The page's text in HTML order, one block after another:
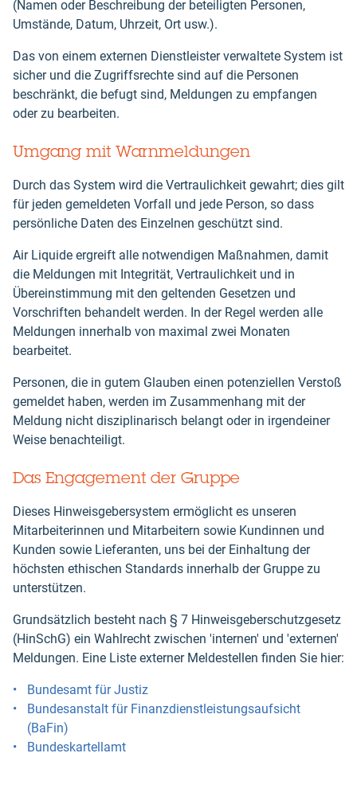
(Namen oder Beschreibung der beteiligten Personen,
Umstände, Datum, Uhrzeit, Ort usw.).
Das von einem externen Dienstleister verwaltete System ist
sicher und die Zugriffsrechte sind auf die Personen
beschränkt, die befugt sind, Meldungen zu empfangen
oder zu bearbeiten.
Umgang mit Warnmeldungen
Durch das System wird die Vertraulichkeit gewahrt; dies gilt
für jeden gemeldeten Vorfall und jede Person, so dass
persönliche Daten des Einzelnen geschützt sind.
Air Liquide ergreift alle notwendigen Maßnahmen, damit
die Meldungen mit Integrität, Vertraulichkeit und in
Übereinstimmung mit den geltenden Gesetzen und
Vorschriften behandelt werden. In der Regel werden alle
Meldungen innerhalb von maximal zwei Monaten
bearbeitet.
Personen, die in gutem Glauben einen potenziellen Verstoß
gemeldet haben, werden im Zusammenhang mit der
Meldung nicht disziplinarisch belangt oder in irgendeiner
Weise benachteiligt.
Das Engagement der Gruppe
Dieses Hinweisgebersystem ermöglicht es unseren
Mitarbeiterinnen und Mitarbeitern sowie Kundinnen und
Kunden sowie Lieferanten, uns bei der Einhaltung der
höchsten ethischen Standards innerhalb der Gruppe zu
unterstützen.
Grundsätzlich besteht nach § 7 Hinweisgeberschutzgesetz
(HinSchG) ein Wahlrecht zwischen 'internen' und 'externen'
Meldungen. Eine Liste externer Meldestellen finden Sie hier:
Bundesamt für Justiz
Bundesanstalt für Finanzdienstleistungsaufsicht
(BaFin)
Bundeskartellamt